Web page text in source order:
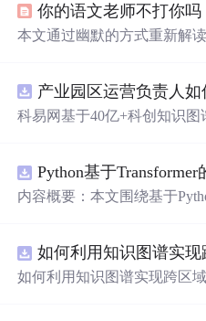
你的语文老师不打你吗
本文通过幽默的方式重新解
科易网基于40亿+科创知识
新领域的AI+数智化解决方
智能化发展。
内容概要：本文围绕基于
温度、湿度等多种气象及运
精度预测模型。为进一步提
如何利用知识图谱实现跨区